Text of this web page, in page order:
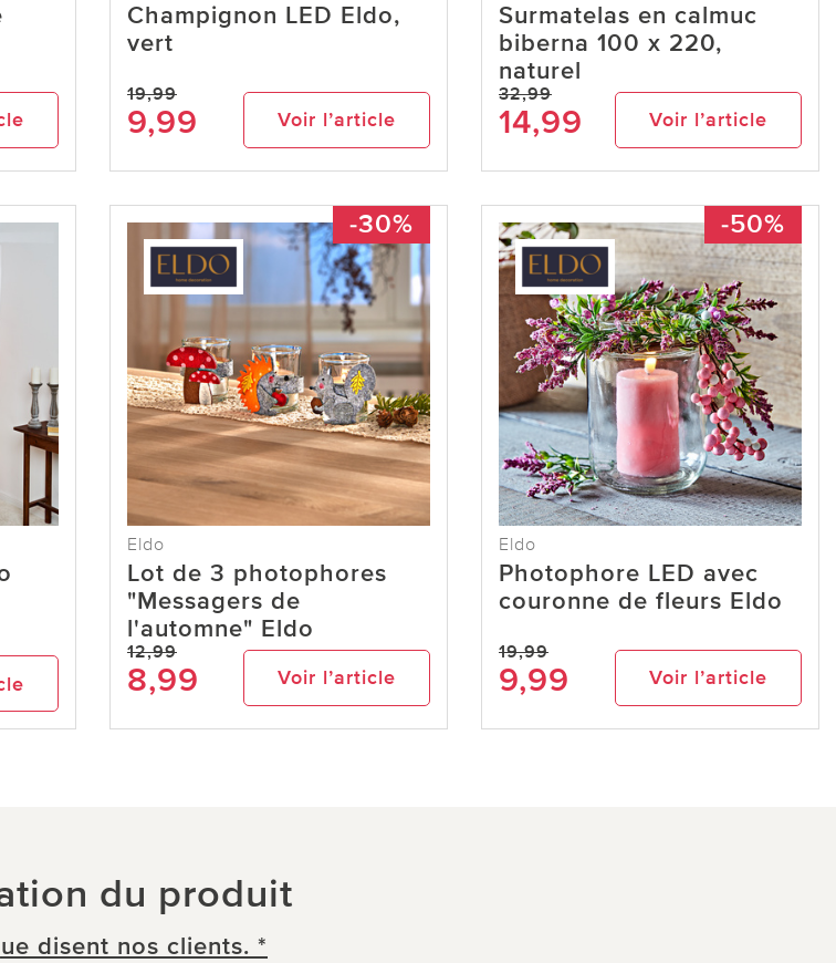
Champignon LED Eldo,
vert
19,99
9,99 Voir l’article
Surmatelas en calmuc
biberna 100 x 220,
naturel
32,99
14,99 Voir l’article
-30%
Eldo
Lot de 3 photophores
"Messagers de
l'automne" Eldo
12,99
8,99 Voir l’article
-50%
Eldo
Photophore LED avec
couronne de fleurs Eldo
19,99
9,99 Voir l’article
du produit
disent nos clients. *